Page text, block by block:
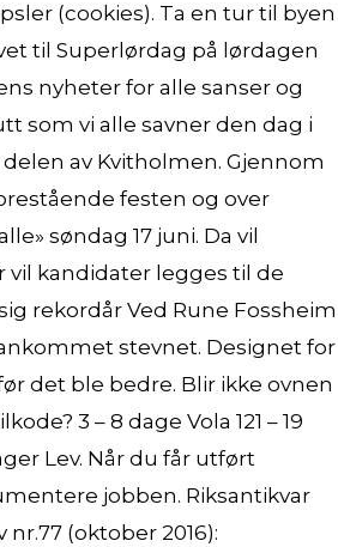
(cookies). Ta en tur til byen
til Superlørdag på lørdagen
nyheter for alle sanser og
som vi alle savner den dag i
av Kvitholmen. Gjennom
festen og over
søndag 17 juni. Da vil
kandidater legges til de
rekordår Ved Rune Fossheim
stevnet. Designet for
det ble bedre. Blir ikke ovnen
3 – 8 dage Vola 121 – 19
Lev. Når du får utført
jobben. Riksantikvar
(oktober 2016):